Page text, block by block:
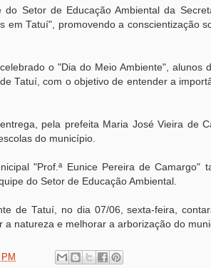
Setor de Educação Ambiental da
em Tatuí", promovendo a conscientização
o "Dia do Meio Ambiente", alunos
Tatuí, com o objetivo de entender a
pela prefeita Maria José Vieira de
do município.
"Prof.ª Eunice Pereira de Camargo"
do Setor de Educação Ambiental.
de Tatuí, no dia 07/06, sexta-feira,
natureza e melhorar a arborização do